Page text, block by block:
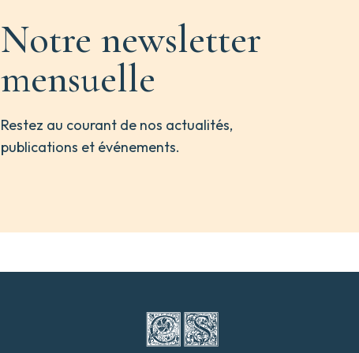
Notre newsletter
mensuelle
Restez au courant de nos actualités,
publications et événements.